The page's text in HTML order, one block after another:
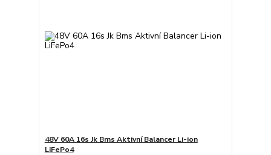
48V 60A 16s Jk Bms Aktivní Balancer Li-ion
LiFePo4